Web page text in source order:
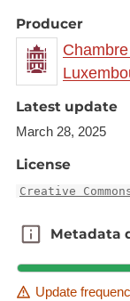
Le rapport des
dans les
XLS
CSV
XML
HTML
Producer
Latest update
March 28, 2025
License
Creative
Metadata
Metadata
Update